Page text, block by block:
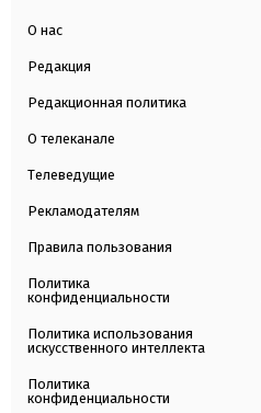
О нас
Редакция
Редакционная политика
О телеканале
Телеведущие
Рекламодателям
Правила пользования
Политика
конфиденциальности
Политика использования
искусственного интеллекта
Политика
конфиденциальности